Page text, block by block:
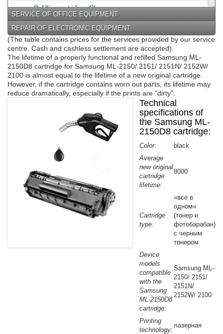
Refilling cartridges Sharp
Refilling cartridges Epson
Refilling cartridges Panasonic
Refilling cartridges Lexmark
Refilling cartridges Konica Minolta
Refilling cartridges Konica
Refilling cartridges Minolta
Refilling cartridges Olivetti
Refilling cartridges Ricoh
Refilling cartridges Pantum
Refilling cartridges Toshiba
SERVICE OF OFFICE EQUIPMENT
REPAIR OF ELECTRONIC EQUIPMENT
(The table contains prices for the services provided by our service
centre. Cash and cashless settlement are accepted).
The lifetime of a properly functional and refilled Samsung ML-
2150D8 cartridge for Samsung ML-2150/ 2151/ 2151N/ 2152W/
2100 is almost equal to the lifetime of a new original cartridge.
However, if the cartridge contains worn out parts, its lifetime may
reduce dramatically, especially if the prints are "dirty".
Technical
specifications of
the Samsung ML-
2150D8 cartridge:
Color:
black
Average
new original
cartridge
lifetime:
8000
Cartridge
type:
«все в
одном»
(тонер и
фотобарабан)
с черным
тонером
Device
models
compatible
with the
Samsung
ML-2150D8
cartridge:
Samsung ML-
2150/ 2151/
2151N/
2152W/ 2100
Printing
technology:
лазерная